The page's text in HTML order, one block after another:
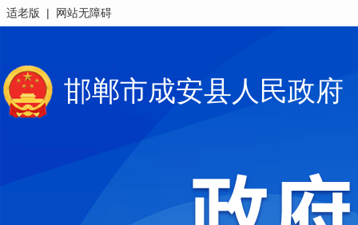
适老版 | 网站无障碍
邯郸市成安县人民政府